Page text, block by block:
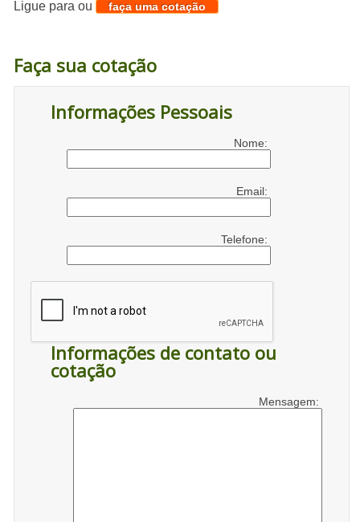
Ligue paraou faça uma cotação
Faça sua cotação
Informações Pessoais
Nome:
Email:
Telefone:
Informações de contato ou
cotação
Mensagem: